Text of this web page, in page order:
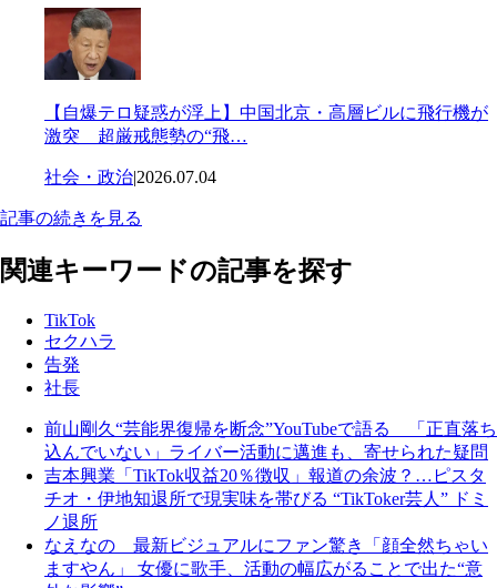
【自爆テロ疑惑が浮上】中国北京・高層ビルに飛行機が
激突 超厳戒態勢の“飛…
社会・政治|2026.07.04
記事の続きを見る
関連キーワードの記事を探す
TikTok
セクハラ
告発
社長
前山剛久“芸能界復帰を断念”YouTubeで語る 「正直落ち
込んでいない」ライバー活動に邁進も、寄せられた疑問
吉本興業「TikTok収益20％徴収」報道の余波？…ピスタ
チオ・伊地知退所で現実味を帯びる “TikToker芸人” ドミ
ノ退所
なえなの 最新ビジュアルにファン驚き「顔全然ちゃい
ますやん」 女優に歌手、活動の幅広がることで出た“意